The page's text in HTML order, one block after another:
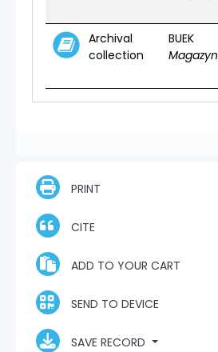
Archival
collection
BUEK
Magazyn
PRINT
CITE
ADD TO YOUR CART
SEND TO DEVICE
SAVE RECORD